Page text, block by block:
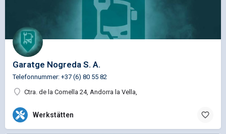
Garatge Nogreda S. A.
Telefonnummer: +37 (6) 80 55 82
Ctra. de la Comella 24, Andorra la Vella,
Werkstätten